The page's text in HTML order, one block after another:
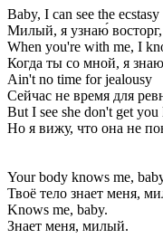
Baby, I can see the ecstasy
Милый, я узнаю́ восторг,
When you're with me, I
Когда ты со мной, я
Ain't no time for jealousy
Сейчас не время для
But I see she don't get
Но я вижу, что она не
Your body knows me,
Твоё тело знает меня,
Knows me, baby.
Знает меня, милый.